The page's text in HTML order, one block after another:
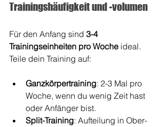
Trainingshäufigkeit und -volumen
Für den Anfang sind 3-4
Trainingseinheiten pro Woche ideal.
Teile dein Training auf:
Ganzkörpertraining: 2-3 Mal pro
Woche, wenn du wenig Zeit hast
oder Anfänger bist.
Split-Training: Aufteilung in Ober-